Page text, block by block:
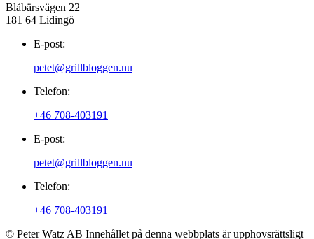
Blåbärsvägen 22
181 64 Lidingö
E-post:
petet@grillbloggen.nu
Telefon:
+46 708-403191
E-post:
petet@grillbloggen.nu
Telefon:
+46 708-403191
© Peter Watz AB Innehållet på denna webbplats är upphovsrättsligt